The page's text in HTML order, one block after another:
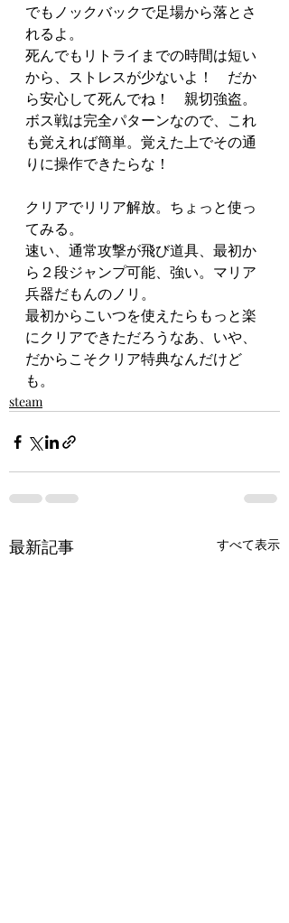
でもノックバックで足場から落とさ
れるよ。
死んでもリトライまでの時間は短い
から、ストレスが少ないよ！　だか
ら安心して死んでね！　親切強盗。
ボス戦は完全パターンなので、これ
も覚えれば簡単。覚えた上でその通
りに操作できたらな！
クリアでリリア解放。ちょっと使っ
てみる。
速い、通常攻撃が飛び道具、最初か
ら２段ジャンプ可能、強い。マリア
兵器だもんのノリ。
最初からこいつを使えたらもっと楽
にクリアできただろうなあ、いや、
だからこそクリア特典なんだけど
も。
steam
最新記事 すべて表示